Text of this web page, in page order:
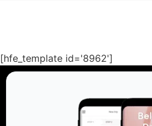
[hfe_template id='8962']